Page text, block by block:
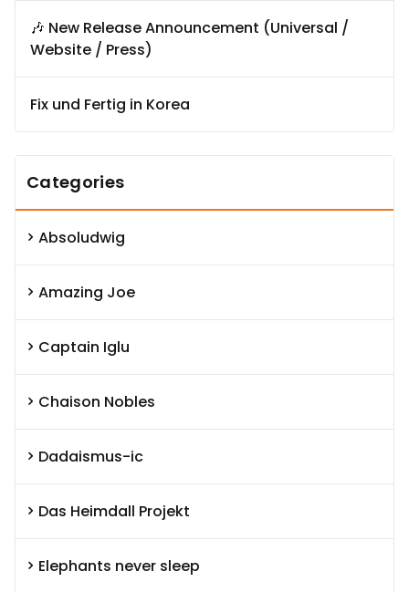
🎶 New Release Announcement (Universal /
Website / Press)
Fix und Fertig in Korea
Categories
Absoludwig
Amazing Joe
Captain Iglu
Chaison Nobles
Dadaismus-ic
Das Heimdall Projekt
Elephants never sleep